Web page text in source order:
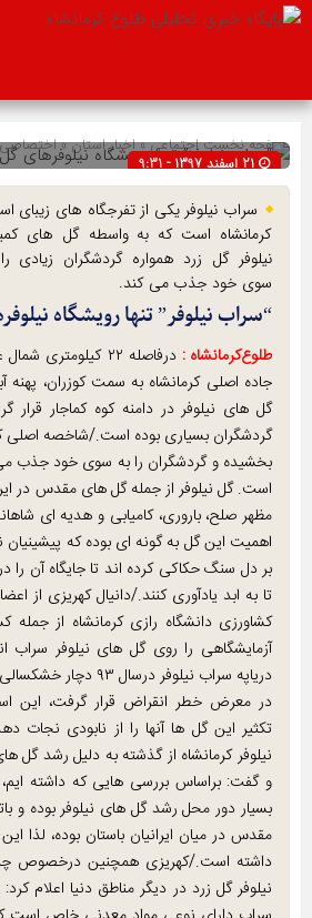
صفحه نخستاجتماعی»اخبار استان»اختصاصی
21 اسفند 1397 - 9:31
شناسه : 34186
سراب نیلوفر یکی از تفرجگاه های زیبای
کرمانشاه است که به واسطه گل های
نیلوفر گل زرد همواره گردشگران زیادی
سوی خود جذب می کند.
“سراب نیلوفر” تنها رویشگاه
طلوع‌‌کرمانشاه :
درفاصله ۲۲
جاده اصلی کرمانشاه به سمت کوزران، پهنه
گل های نیلوفر در دامنه کوه کماجار قرار
گردشگران بسیاری بوده است./شاخصه اصلی
بخشیده و گردشگران را به سوی خود جذب
است. گل نیلوفر از جمله گل های مقدس در
مظهر صلح، باروری، کامیابی و هدیه ای
اهمیت این گل به گونه ای بوده که
بر دل سنگ حکاکی کرده اند تا جایگاه آن را
تا به ابد یادآوری کنند./دانیال کهریزی از
کشاورزی دانشگاه رازی کرمانشاه از
آزمایشگاهی را روی گل های نیلوفر سراب
دریاپه سراب نیلوفر
در معرض خطر انقراض قرار گرفت، این
تکثیر این گل ها آنها را از نابودی
نیلوفر کرمانشاه از گذشته به دلیل رشد گل
و گفت: براساس بررسی هایی که داشته
بسیار دور محل رشد گل های نیلوفر بوده و
مقدس در میان ایرانیان باستان بوده، لذا
داشته است./کهریزی همچنین درخصوص
نیلوفر گل زرد در دیگر مناطق دنیا اعلام